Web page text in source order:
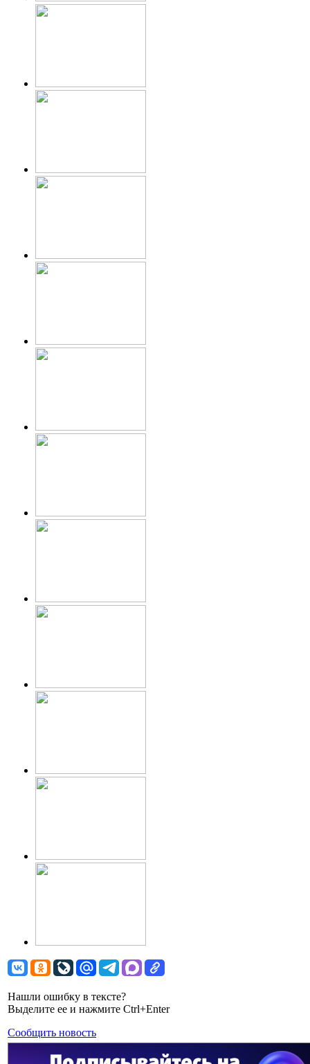
Нашли ошибку в тексте?
Выделите ее и нажмите Ctrl+Enter
Сообщить новость